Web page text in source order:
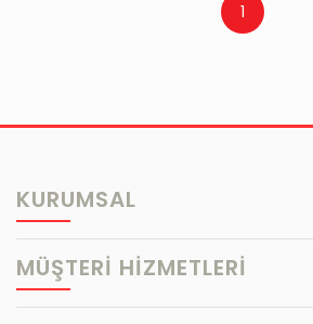
1
KURUMSAL
MÜŞTERİ HİZMETLERİ